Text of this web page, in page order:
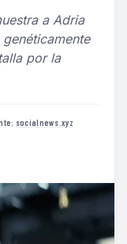
a Adria
por la
socialnews.xyz